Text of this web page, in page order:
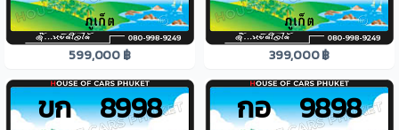
599,000 ฿ 399,000 ฿
ขก 8998 กอ 9898